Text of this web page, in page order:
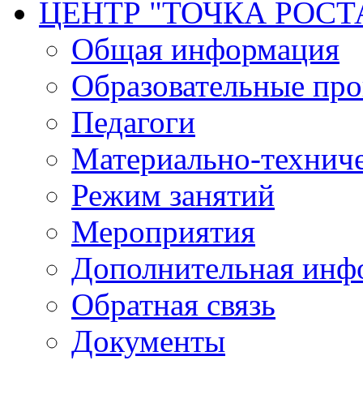
ЦЕНТР "ТОЧКА
Общая информация
Образовательные
Педагоги
Материально-
Режим занятий
Мероприятия
Дополнительная
Обратная связь
Документы